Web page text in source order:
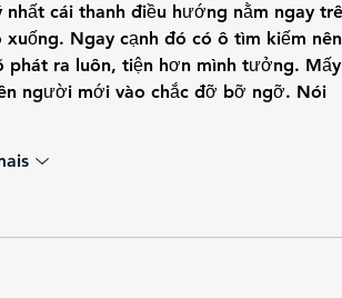
cái thanh điều hướng nằm ngay
Ngay cạnh đó có ô tìm kiếm nên
phát ra luôn, tiện hơn mình tưởng. Mấy
người mới vào chắc đỡ bỡ ngỡ. Nói